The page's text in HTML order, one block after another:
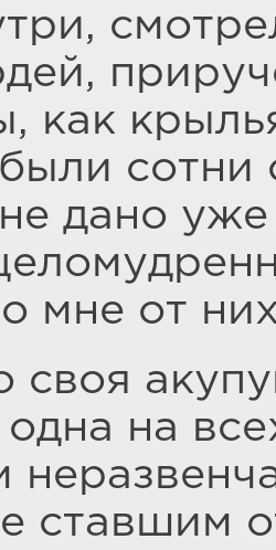
как
сотни
дано уже
мне от
своя
одна на
ставшим